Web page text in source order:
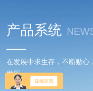
产品系统
在发展中求生存，不断贴心
发展